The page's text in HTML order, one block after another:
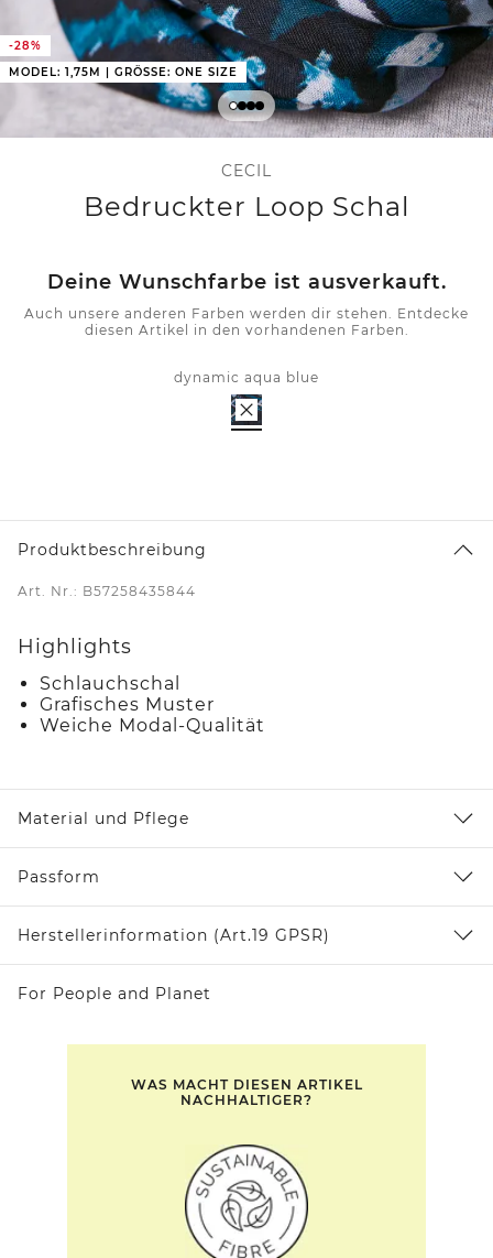
-28%
MODEL: 1,75M | GRÖSSE: ONE SIZE
CECIL
Bedruckter Loop Schal
Deine Wunschfarbe ist ausverkauft.
Auch unsere anderen Farben werden dir stehen. Entdecke
diesen Artikel in den vorhandenen Farben.
dynamic aqua blue
Produktbeschreibung
Art. Nr.: B57258435844
Highlights
Schlauchschal
Grafisches Muster
Weiche Modal-Qualität
Material und Pflege
Passform
Herstellerinformation (Art.19 GPSR)
For People and Planet
WAS MACHT DIESEN ARTIKEL
NACHHALTIGER?